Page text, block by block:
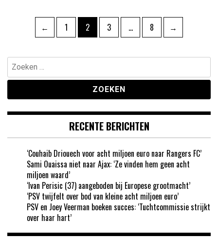
Berichten
paginering
← Pagina
1 Pagina
2 Pagina
3 … Pagina
8 →
Zoeken
naar:
RECENTE BERICHTEN
‘Couhaib Driouech voor acht miljoen euro naar Rangers FC’
Sami Ouaissa niet naar Ajax: ‘Ze vinden hem geen acht
miljoen waard’
‘Ivan Perisic (37) aangeboden bij Europese grootmacht’
‘PSV twijfelt over bod van kleine acht miljoen euro’
PSV en Joey Veerman boeken succes: ‘Tuchtcommissie strijkt
over haar hart’